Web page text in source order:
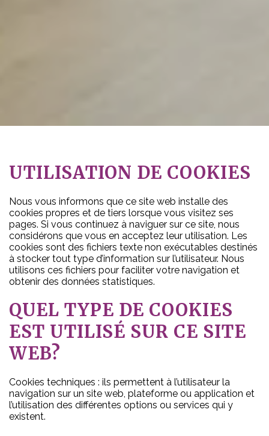
UTILISATION DE COOKIES
Nous vous informons que ce site web installe des
cookies propres et de tiers lorsque vous visitez ses
pages. Si vous continuez à naviguer sur ce site, nous
considérons que vous en acceptez leur utilisation. Les
cookies sont des fichiers texte non exécutables destinés
à stocker tout type d’information sur l’utilisateur. Nous
utilisons ces fichiers pour faciliter votre navigation et
obtenir des données statistiques.
QUEL TYPE DE COOKIES
EST UTILISÉ SUR CE SITE
WEB?
Cookies techniques : ils permettent à l’utilisateur la
navigation sur un site web, plateforme ou application et
l’utilisation des différentes options ou services qui y
existent.